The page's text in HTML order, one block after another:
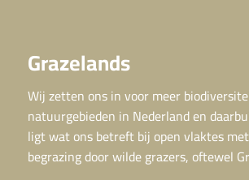
Grazelands
Wij zetten ons in voor meer
natuurgebieden in Nederland en
ligt wat ons betreft bij open vlaktes
begrazing door wilde grazers, oftewel